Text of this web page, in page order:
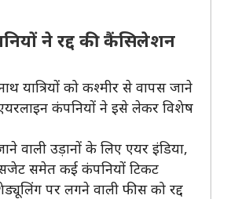
ने रद्द की कैंसिलेशन
यात्रियों को कश्मीर से वापस जाने
कंपनियों ने इसे लेकर विशेष
वाली उड़ानों के लिए एयर इंडिया,
समेत कई कंपनियों टिकट
पर लगने वाली फीस को रद्द